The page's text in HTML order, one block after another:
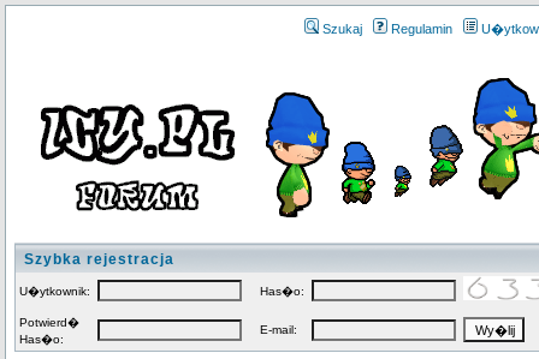
Szukaj Regulamin
Szybka rejestracja
U�ytkownik: Has�o:
Potwierd�
Has�o:
E-mail: